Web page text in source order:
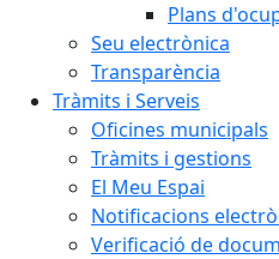
Plans
Seu electrònica
Transparència
Tràmits i Serveis
Oficines municipals
Tràmits i gestions
El Meu Espai
Notificacions
Verificació de